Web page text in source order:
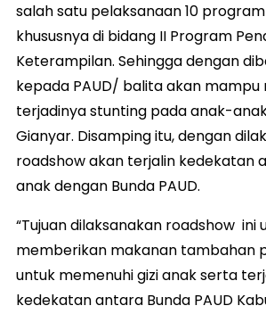
salah satu pelaksanaan 10
khususnya di bidang II Program
Keterampilan. Sehingga dengan
kepada PAUD/ balita akan
terjadinya stunting pada anak-
Gianyar. Disamping itu, dengan
roadshow akan terjalin kedekatan
anak dengan Bunda PAUD.
“Tujuan dilaksanakan roadshow ini
memberikan makanan tambahan
untuk memenuhi gizi anak serta
kedekatan antara Bunda PAUD